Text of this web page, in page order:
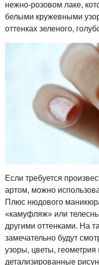
нежно-розовом лаке,
белыми кружевными
оттенках зеленого,
Если требуется
артом, можно
Плюс нюдового
«камуфляж» или
другими оттенками. На
замечательно будут
узоры, цветы,
детализированные